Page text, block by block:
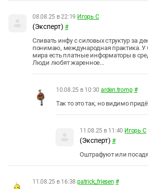
08.08.25 в 22:19 Игорь С
(Эксперт) #
Сливать инфу с силовых структур за
понимаю, международная практика. У
мира есть платные информаторы в
Люди любят жаренное...
10.08.25 в 10:30 arden.tromp #
Так то это так, но видимо
11.08.25 в 11:40 Игорь С
(Эксперт) #
Оштрафуют или
11.08.25 в 16:38 patrick_friesen #